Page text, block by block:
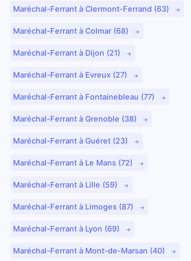
Maréchal-Ferrant à Clermont-Ferrand (63)
Maréchal-Ferrant à Colmar (68)
Maréchal-Ferrant à Dijon (21)
Maréchal-Ferrant à Evreux (27)
Maréchal-Ferrant à Fontainebleau (77)
Maréchal-Ferrant à Grenoble (38)
Maréchal-Ferrant à Guéret (23)
Maréchal-Ferrant à Le Mans (72)
Maréchal-Ferrant à Lille (59)
Maréchal-Ferrant à Limoges (87)
Maréchal-Ferrant à Lyon (69)
Maréchal-Ferrant à Mont-de-Marsan (40)